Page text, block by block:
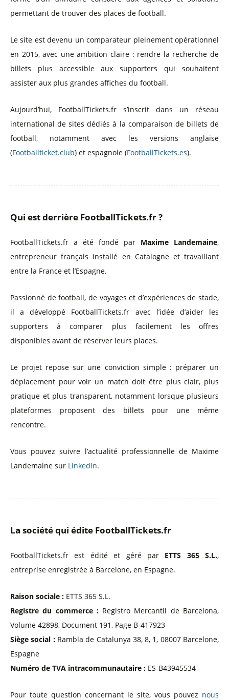
permettant de trouver des places de football.
Le site est devenu un comparateur pleinement opérationnel
en 2015, avec une ambition claire : rendre la recherche de
billets plus accessible aux supporters qui souhaitent
assister aux plus grandes affiches du football.
Aujourd’hui, FootballTickets.fr s’inscrit dans un réseau
international de sites dédiés à la comparaison de billets de
football, notamment avec les versions anglaise
(Footballticket.club) et espagnole (FootballTickets.es).
Qui est derrière FootballTickets.fr ?
FootballTickets.fr a été fondé par Maxime Landemaine,
entrepreneur français installé en Catalogne et travaillant
entre la France et l’Espagne.
Passionné de football, de voyages et d’expériences de stade,
il a développé FootballTickets.fr avec l’idée d’aider les
supporters à comparer plus facilement les offres
disponibles avant de réserver leurs places.
Le projet repose sur une conviction simple : préparer un
déplacement pour voir un match doit être plus clair, plus
pratique et plus transparent, notamment lorsque plusieurs
plateformes proposent des billets pour une même
rencontre.
Vous pouvez suivre l’actualité professionnelle de Maxime
Landemaine sur Linkedin.
La société qui édite FootballTickets.fr
FootballTickets.fr est édité et géré par ETTS 365 S.L.,
entreprise enregistrée à Barcelone, en Espagne.
Raison sociale : ETTS 365 S.L.
Registre du commerce :Registro Mercantil de Barcelona,
Volume 42898, Document 191, Page B-417923
Siège social :Rambla de Catalunya 38, 8, 1, 08007 Barcelone,
Espagne
Numéro de TVA intracommunautaire : ES-B43945534
Pour toute question concernant le site, vous pouvez nous